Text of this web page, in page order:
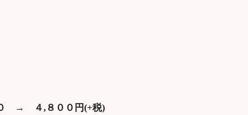
→ ４,８００円(+税)